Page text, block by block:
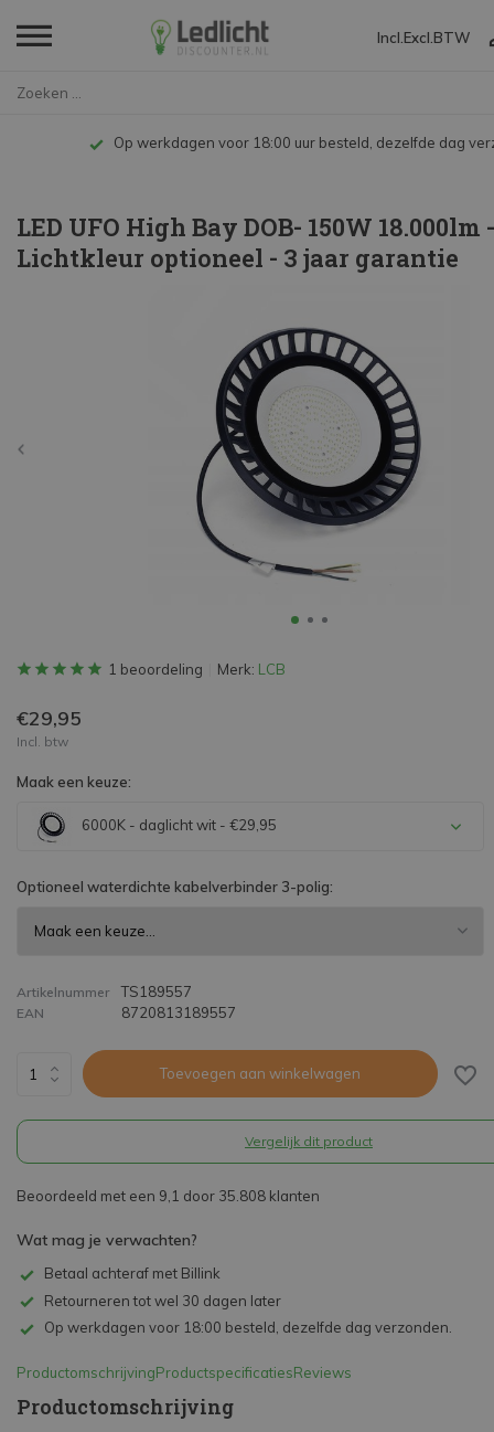
Incl. Excl. BTW
Op werkdagen voor 18:00 uur besteld, dezelfde dag
LED UFO High Bay DOB- 150W 18.000lm -
Lichtkleur optioneel - 3 jaar garantie
1 beoordeling Merk: LCB
€29,95
Incl. btw
Maak een keuze:
6000K - daglicht wit - €29,95
Optioneel waterdichte kabelverbinder 3-polig:
Artikelnummer TS189557
EAN 8720813189557
Toevoegen aan winkelwagen
Vergelijk dit product
Beoordeeld met een 9,1 door 35.808 klanten
Wat mag je verwachten?
Betaal achteraf met Billink
Retourneren tot wel 30 dagen later
Op werkdagen voor 18:00 besteld, dezelfde dag verzonden.
ProductomschrijvingProductspecificatiesReviews
Productomschrijving